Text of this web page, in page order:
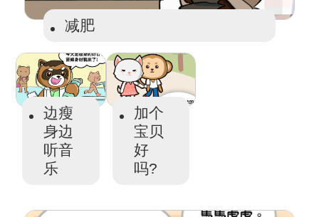
减肥
边瘦
身边
听音
乐
加个
宝贝
好
吗?